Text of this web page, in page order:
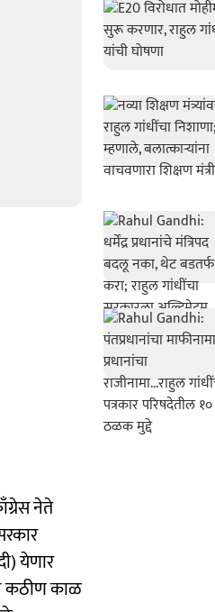
नेते
येणार
कठीण काळ